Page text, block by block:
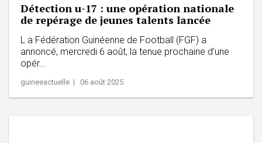
Détection u-17 : une opération nationale
de repérage de jeunes talents lancée
L a Fédération Guinéenne de Football (FGF) a
annoncé, mercredi 6 août, la tenue prochaine d’une
opér...
guineeactuelle | 06 août 2025